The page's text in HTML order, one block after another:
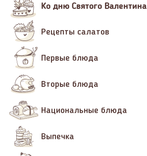
Ко дню Святого Валентина
Рецепты салатов
Первые блюда
Вторые блюда
Национальные блюда
Выпечка